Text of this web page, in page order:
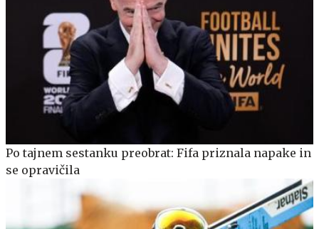
Po tajnem sestanku preobrat: Fifa priznala napake in
se opravičila